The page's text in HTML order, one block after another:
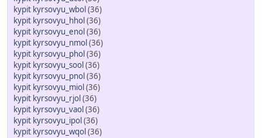
kypit kyrsovyu_wbol(36)
kypit kyrsovyu_hhol(36)
kypit kyrsovyu_enol(36)
kypit kyrsovyu_nmol(36)
kypit kyrsovyu_phol(36)
kypit kyrsovyu_sool(36)
kypit kyrsovyu_pnol(36)
kypit kyrsovyu_miol(36)
kypit kyrsovyu_rjol(36)
kypit kyrsovyu_vaol(36)
kypit kyrsovyu_ipol(36)
kypit kyrsovyu_wqol(36)